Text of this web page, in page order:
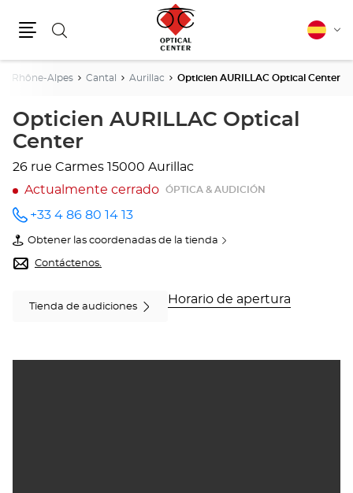
Buscar Español
Rhône-Alpes Cantal Aurillac Opticien AURILLAC Optical Center
Opticien AURILLAC Optical
Center
26 rue Carmes 15000 Aurillac
Actualmente cerrado
ÓPTICA & AUDICIÓN
número
de
teléfono
+33 4 86 80 14 13
Obtener las coordenadas de la tienda
de
Opticien
AURILLAC
Contáctenos.
Tienda de audiciones
Horario de apertura